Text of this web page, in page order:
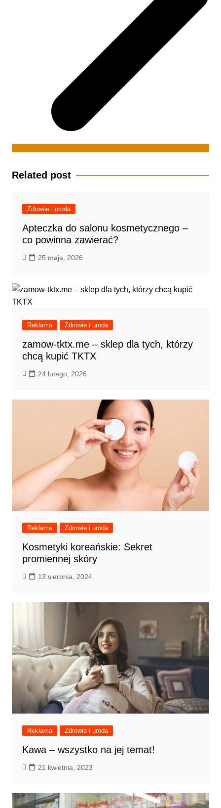
Related post
Zdrowie i uroda
Apteczka do salonu kosmetycznego –
co powinna zawierać?
25 maja, 2026
Reklama Zdrowie i uroda
zamow-tktx.me – sklep dla tych, którzy
chcą kupić TKTX
24 lutego, 2026
Reklama Zdrowie i uroda
Kosmetyki koreańskie: Sekret
promiennej skóry
13 sierpnia, 2024
Reklama Zdrowie i uroda
Kawa – wszystko na jej temat!
21 kwietnia, 2023